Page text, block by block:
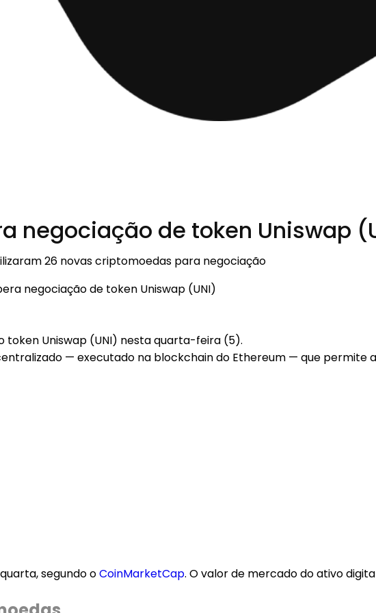
negociação de token Uniswap
26 novas criptomoedas para negociação
Uniswap (UNI) nesta quarta-feira (5).
— executado na blockchain do Ethereum — que permite
segundo oCoinMarketCap. O valor de mercado do ativo